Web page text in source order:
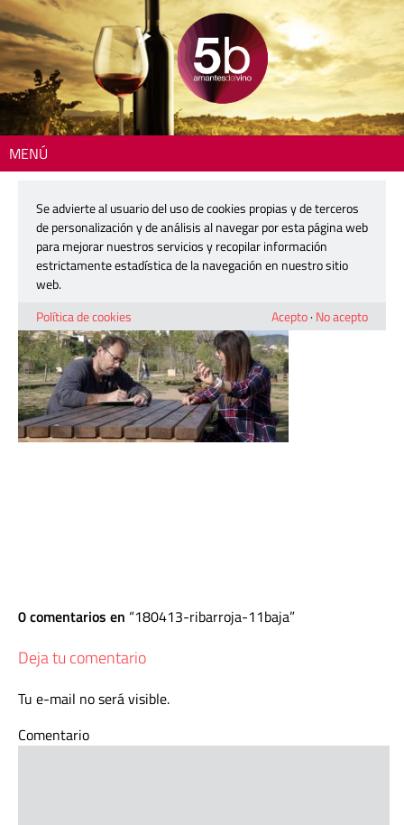
MENÚ
180413-ribarroja-11baja
12 mayo, 2018
0 comentarios en 180413-ribarroja-11baja
Deja tu comentario
Tu e-mail no será visible.
Comentario
Se advierte al usuario del uso de cookies propias y de terceros
de personalización y de análisis al navegar por esta página web
para mejorar nuestros servicios y recopilar información
estrictamente estadística de la navegación en nuestro sitio
web.
Política de cookies
Acepto· No acepto